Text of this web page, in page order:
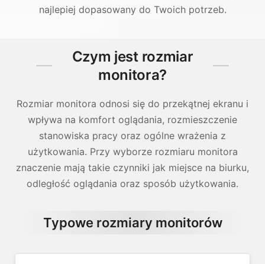
najlepiej dopasowany do Twoich potrzeb.
Czym jest rozmiar
monitora?
Rozmiar monitora odnosi się do przekątnej ekranu i
wpływa na komfort oglądania, rozmieszczenie
stanowiska pracy oraz ogólne wrażenia z
użytkowania. Przy wyborze rozmiaru monitora
znaczenie mają takie czynniki jak miejsce na biurku,
odległość oglądania oraz sposób użytkowania.
Typowe rozmiary monitorów